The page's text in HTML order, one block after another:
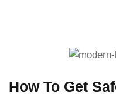
How To Get